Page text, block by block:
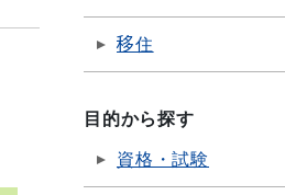
移住
目的から探す
資格・試験